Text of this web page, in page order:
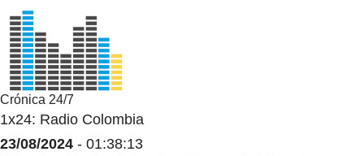
Crónica 24/7
1x24: Radio Colombia
23/08/2024 - 01:38:13